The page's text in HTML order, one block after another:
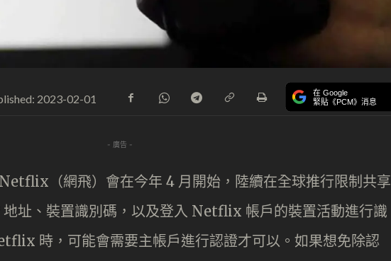
2023-02-01 在 Google
緊貼《PCM》消息
- 廣告 -
（網飛）會在今年 4 月開始，陸續在全球推行限制共享
址、裝置識別碼，以及登入 Netflix 帳戶的裝置活動進行識
時，可能會需要主帳戶進行認證才可以。如果想免除認